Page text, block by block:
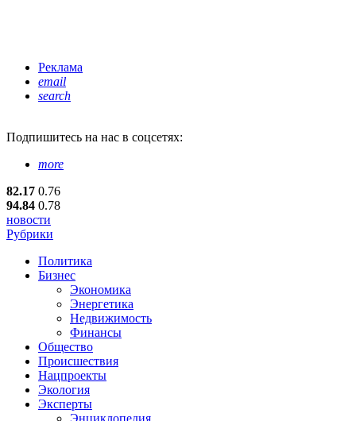
Реклама
email
search
Подпишитесь на нас в соцсетях:
more
82.17 0.76
94.84 0.78
новости
Рубрики
Политика
Бизнес
Экономика
Энергетика
Недвижимость
Финансы
Общество
Происшествия
Нацпроекты
Экология
Эксперты
Энциклопедия